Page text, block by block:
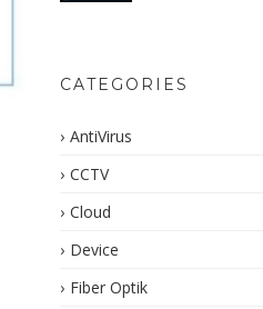
CATEGORIES
AntiVirus
CCTV
Cloud
Device
Fiber Optik